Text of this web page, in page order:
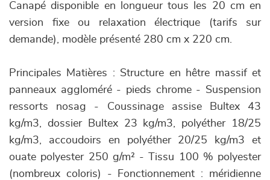
Canapé disponible en longueur tous les 20 cm en
version fixe ou relaxation électrique (tarifs sur
demande), modèle présenté 280 cm x 220 cm.
Principales Matières : Structure en hêtre massif et
panneaux aggloméré - pieds chrome - Suspension
ressorts nosag - Coussinage assise Bultex 43
kg/m3, dossier Bultex 23 kg/m3, polyéther 18/25
kg/m3, accoudoirs en polyéther 20/25 kg/m3 et
ouate polyester 250 g/m² - Tissu 100 % polyester
(nombreux coloris) - Fonctionnement : méridienne